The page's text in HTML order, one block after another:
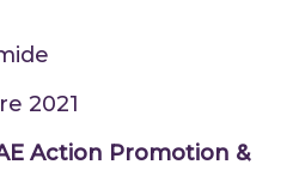
2021
Action Promotion &